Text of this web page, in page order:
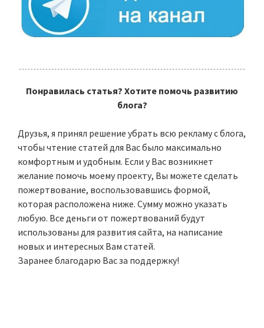
Понравилась статья? Хотите помочь развитию
блога?
Друзья, я принял решение убрать всю рекламу с блога,
чтобы чтение статей для Вас было максимально
комфортным и удобным. Если у Вас возникнет
желание помочь моему проекту, Вы можете сделать
пожертвование, воспользовавшись формой,
которая расположена ниже. Сумму можно указать
любую. Все деньги от пожертвований будут
использованы для развития сайта, на написание
новых и интересных Вам статей.
Заранее благодарю Вас за поддержку!